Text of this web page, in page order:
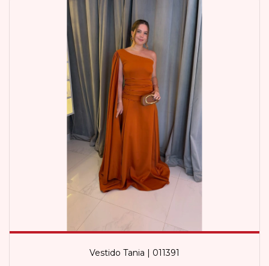
Vestido Tania | 011391